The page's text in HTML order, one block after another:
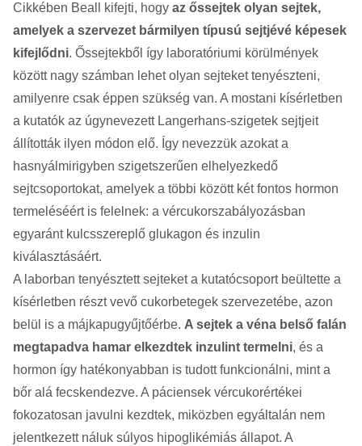
Cikkében Beall kifejti, hogy az őssejtek olyan sejtek,
amelyek a szervezet bármilyen típusú sejtjévé képesek
kifejlődni. Őssejtekből így laboratóriumi körülmények
között nagy számban lehet olyan sejteket tenyészteni,
amilyenre csak éppen szükség van. A mostani kísérletben
a kutatók az úgynevezett Langerhans-szigetek sejtjeit
állították ilyen módon elő. Így nevezzük azokat a
hasnyálmirigyben szigetszerűen elhelyezkedő
sejtcsoportokat, amelyek a többi között két fontos hormon
termeléséért is felelnek: a vércukorszabályozásban
egyaránt kulcsszereplő glukagon és inzulin
kiválasztásáért.
A laborban tenyésztett sejteket a kutatócsoport beültette a
kísérletben részt vevő cukorbetegek szervezetébe, azon
belül is a májkapugyűjtőérbe. A sejtek a véna belső falán
megtapadva hamar elkezdtek inzulint termelni, és a
hormon így hatékonyabban is tudott funkcionálni, mint a
bőr alá fecskendezve. A páciensek vércukorértékei
fokozatosan javulni kezdtek, miközben egyáltalán nem
jelentkezett náluk súlyos hipoglikémiás állapot. A